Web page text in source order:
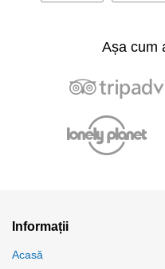
Așa cum
Informații
Acasă